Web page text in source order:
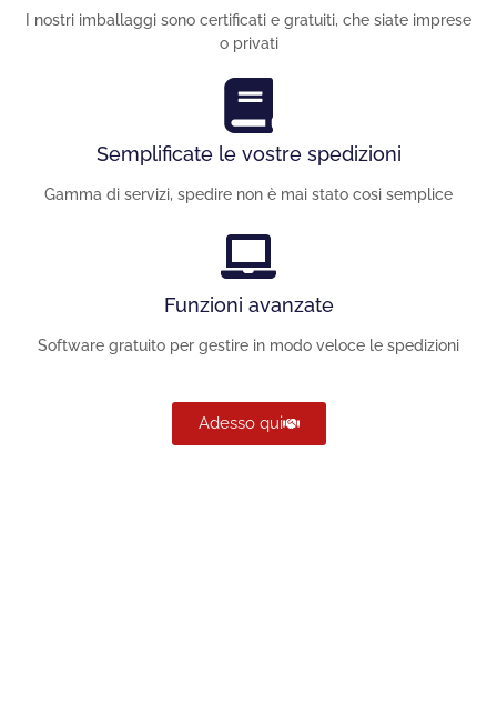
I nostri imballaggi sono certificati e gratuiti, che siate imprese
o privati
Semplificate le vostre spedizioni
Gamma di servizi, spedire non è mai stato cosi semplice
Funzioni avanzate
Software gratuito per gestire in modo veloce le spedizioni
Adesso qui